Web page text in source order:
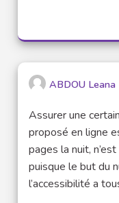
ABDOU Leana
Assurer une
proposé en ligne
pages la nuit,
puisque le but du
l’accessibilité a